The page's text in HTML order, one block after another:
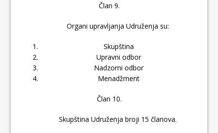
Član 9.
Organi upravljanja Udruženja su:
Skupština
Upravni odbor
Nadzorni odbor
Menadžment
Član 10.
Skupština Udruženja broji 15 članova.